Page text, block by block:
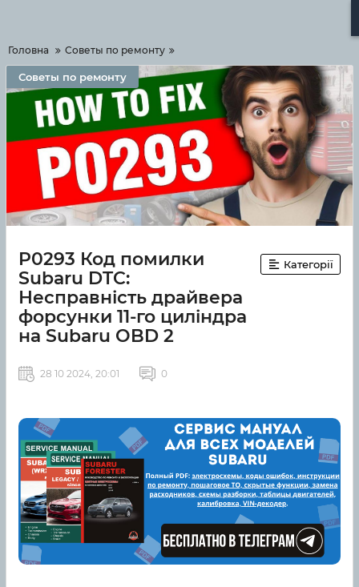
Головна Советы по ремонту
Советы по ремонту
P0293 Код помилки
Subaru DTC:
Несправність драйвера
форсунки 11-го циліндра
на Subaru OBD 2
Категорії
28 10 2024, 20:01 0